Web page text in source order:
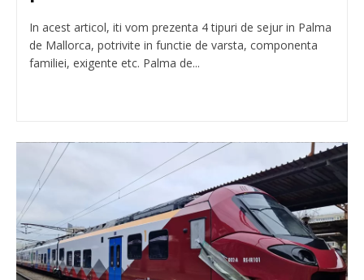
In acest articol, iti vom prezenta 4 tipuri de sejur in Palma
de Mallorca, potrivite in functie de varsta, componenta
familiei, exigente etc. Palma de...